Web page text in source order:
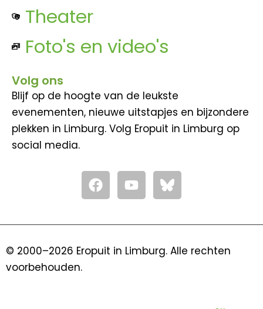
Theater
Foto's en video's
Volg ons
Blijf op de hoogte van de leukste
evenementen, nieuwe uitstapjes en bijzondere
plekken in Limburg. Volg Eropuit in Limburg op
social media.
F
a
c
o
Y
o
u
b
© 2000–2026 Eropuit in Limburg. Alle rechten
voorbehouden.